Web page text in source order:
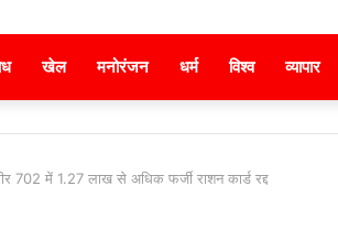
खेल मनोरंजन धर्म विश्व व्यापार
702 में 1.27 लाख से अधिक फर्जी राशन कार्ड रद्द